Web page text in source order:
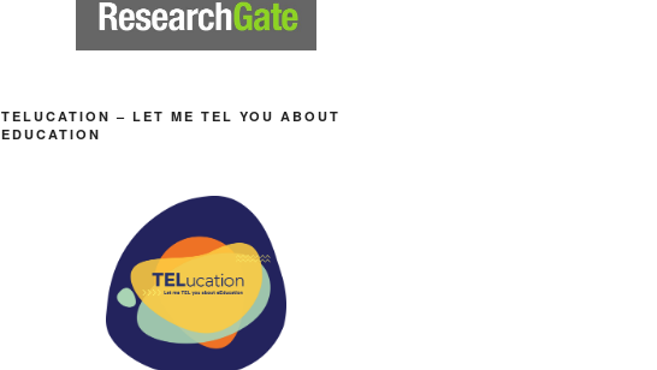
TELUCATION – LET ME TEL YOU ABOUT
EDUCATION